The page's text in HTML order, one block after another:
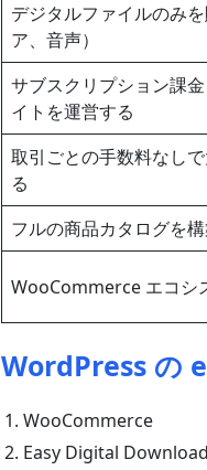
デジタルファイルのみ
ア、音声）
サブスクリプション課
イトを運営する
取引ごとの手数料なし
る
フルの商品カタログを
WooCommerce エコシ
WordPress の
WooCommerce
Easy Digital